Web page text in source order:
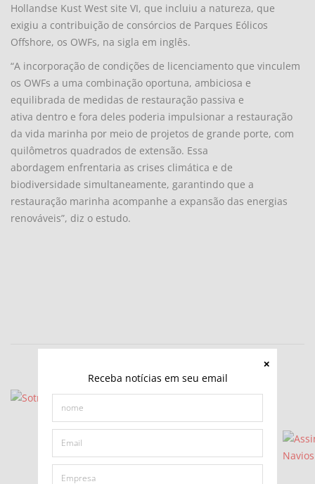
Receba notícias em seu email
Hollandse Kust West site VI, que incluiu a natureza, que
exigiu a contribuição de consórcios de Parques Eólicos
Offshore, os OWFs, na sigla em inglês.
“A incorporação de condições de licenciamento que vinculem
os OWFs a uma combinação oportuna, ambiciosa e
equilibrada de medidas de restauração passiva e
ativa dentro e fora deles poderia impulsionar a restauração
da vida marinha por meio de projetos de grande porte, com
quilômetros quadrados de extensão. Essa
abordagem enfrentaria as crises climática e de
biodiversidade simultaneamente, garantindo que a
restauração marinha acompanhe a expansão das energias
renováveis”, diz o estudo.